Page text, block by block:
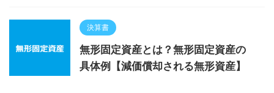
決算書
無形固定資産とは？無形固定資産の
具体例【減価償却される無形資産】